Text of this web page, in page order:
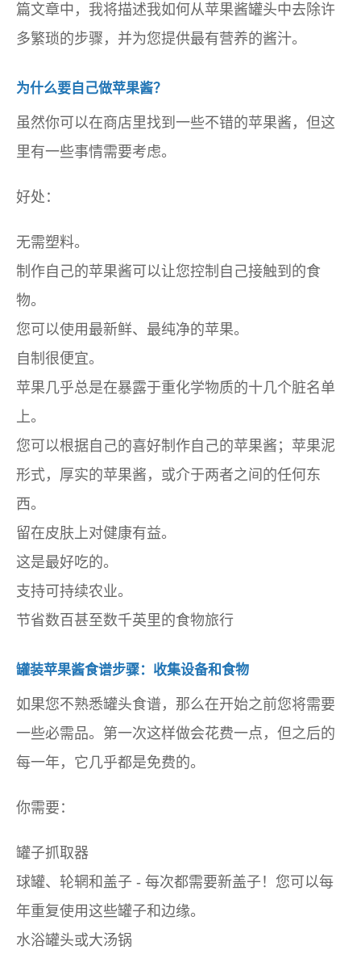
篇文章中，我将描述我如何从苹果酱罐头中去除许
多繁琐的步骤，并为您提供最有营养的酱汁。
为什么要自己做苹果酱？
虽然你可以在商店里找到一些不错的苹果酱，但这
里有一些事情需要考虑。
好处：
无需塑料。
制作自己的苹果酱可以让您控制自己接触到的食
物。
您可以使用最新鲜、最纯净的苹果。
自制很便宜。
苹果几乎总是在暴露于重化学物质的十几个脏名单
上。
您可以根据自己的喜好制作自己的苹果酱；苹果泥
形式，厚实的苹果酱，或介于两者之间的任何东
西。
留在皮肤上对健康有益。
这是最好吃的。
支持可持续农业。
节省数百甚至数千英里的食物旅行
罐装苹果酱食谱步骤：收集设备和食物
如果您不熟悉罐头食谱，那么在开始之前您将需要
一些必需品。第一次这样做会花费一点，但之后的
每一年，它几乎都是免费的。
你需要：
罐子抓取器
球罐、轮辋和盖子 - 每次都需要新盖子！您可以每
年重复使用这些罐子和边缘。
水浴罐头或大汤锅